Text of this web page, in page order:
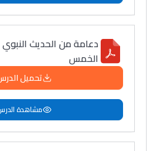
دعامة من الحديث
الخمس
تحميل
مشاهدة